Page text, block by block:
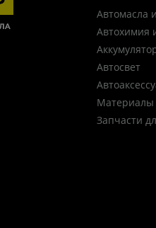
Автомасла
Автохимия
Автосвет
Материалы
Запчасти